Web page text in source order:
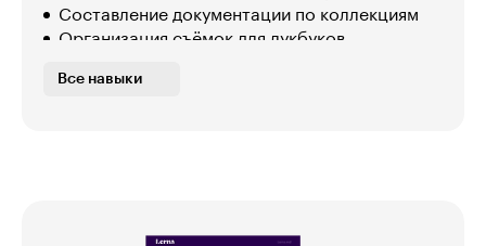
Составление документации по коллекциям
Организация съёмок для лукбуков
Продвижение бренда в соцсетях
Все навыки